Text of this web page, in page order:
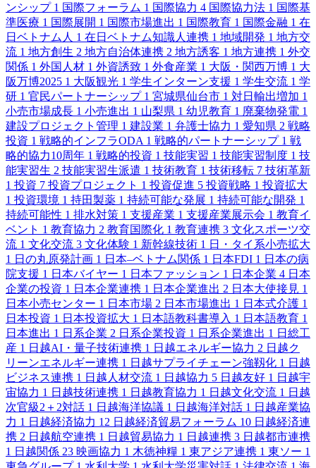
ンシップ 1 国際フォーラム 1 国際協力 4 国際協力法 1 国際基
準医療 1 国際展開 1 国際市場進出 1 国際教育 1 国際金融 1 在
日ベトナム人 1 在日ベトナム知識人連携 1 地域開発 1 地方交
流 1 地方創生 2 地方自治体連携 2 地方誘客 1 地方連携 1 外交
関係 1 外国人材 1 外資誘致 1 外食産業 1 大阪・関西万博 1 大
阪万博2025 1 大阪観光 1 学生インターン支援 1 学生交流 1 学
研 1 官民パートナーシップ 1 宮城県仙台市 1 対日輸出増加 1
小売市場成長 1 小売進出 1 山梨県 1 幼児教育 1 廃棄物発電 1
建設プロジェクト管理 1 建設業 1 弁護士協力 1 愛知県 2 戦略
投資 1 戦略的インフラODA 1 戦略的パートナーシップ 1 戦
略的協力10周年 1 戦略的投資 1 技能実習 1 技能実習制度 1 技
能実習生 2 技能実習生派遣 1 技術教育 1 技術移転 7 技術革新
1 投資 7 投資プロジェクト 1 投資促進 5 投資戦略 1 投資拡大
1 投資環境 1 持田製薬 1 持続可能な発展 1 持続可能な開発 1
持続可能性 1 排水対策 1 支援産業 1 支援産業展示会 1 教育イ
ベント 1 教育協力 2 教育国際化 1 教育連携 3 文化スポーツ交
流 1 文化交流 3 文化体験 1 新幹線技術 1 日・タイ系小売拡大
1 日の丸原発計画 1 日本–ベトナム関係 1 日本FDI 1 日本の病
院支援 1 日本バイヤー 1 日本ファッション 1 日本企業 4 日本
企業の投資 1 日本企業連携 1 日本企業進出 2 日本大使接見 1
日本小売センター 1 日本市場 2 日本市場進出 1 日本式介護 1
日本投資 1 日本投資拡大 1 日本語教科書導入 1 日本語教育 1
日本進出 1 日系企業 2 日系企業投資 1 日系企業進出 1 日総工
産 1 日越AI・量子技術連携 1 日越エネルギー協力 2 日越ク
リーンエネルギー連携 1 日越サプライチェーン強靱化 1 日越
ビジネス連携 1 日越人材交流 1 日越協力 5 日越友好 1 日越宇
宙協力 1 日越技術連携 1 日越教育協力 1 日越文化交流 1 日越
次官級2＋2対話 1 日越海洋協議 1 日越海洋対話 1 日越産業協
力 1 日越経済協力 12 日越経済貿易フォーラム 10 日越経済連
携 2 日越航空連携 1 日越貿易協力 1 日越連携 3 日越都市連携
1 日越関係 23 映画協力 1 木徳神糧 1 東アジア連携 1 東ソー 1